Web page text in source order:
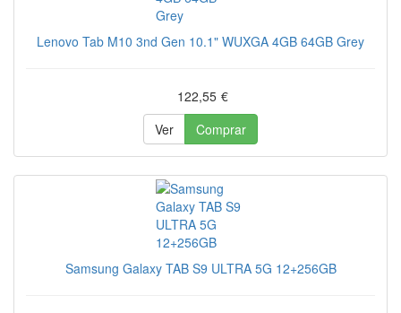
Lenovo Tab M10 3nd Gen 10.1" WUXGA 4GB 64GB Grey
122,55 €
Ver
Comprar
Samsung Galaxy TAB S9 ULTRA 5G 12+256GB